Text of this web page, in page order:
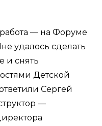
— на Форуме
удалось сделать
и снять
Детской
Сергей
—